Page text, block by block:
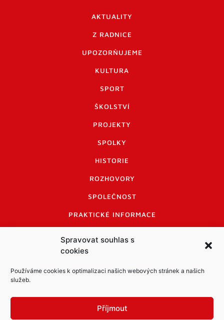
Spravovat souhlas s
cookies
Používáme cookies k optimalizaci našich webových stránek a našich
služeb.
Příjmout
AKTUALITY
Z RADNICE
UPOZORŇUJEME
KULTURA
SPORT
ŠKOLSTVÍ
PROJEKTY
SPOLKY
HISTORIE
ROZHOVORY
SPOLEČNOST
PRAKTICKÉ INFORMACE
INFORMACE A KODEX DISKUTUJÍCÍCH
LOGO A LOGO MANUÁL